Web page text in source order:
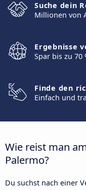
Suche dein
Millionen von
Ergebnisse
Spar bis zu 70
Finde den
Einfach und
Wie reist man
Palermo?
Du suchst nach einer